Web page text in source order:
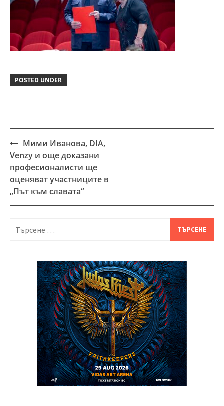
POSTED UNDER
Post
navigation
Мими Иванова, DIA,
Venzy и още доказани
професионалисти ще
оценяват участниците в
„Път към славата“
за: